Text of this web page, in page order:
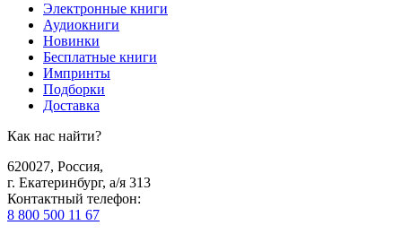
Электронные книги
Аудиокниги
Новинки
Бесплатные книги
Импринты
Подборки
Доставка
Как нас найти?
620027, Россия,
г. Екатеринбург, а/я 313
Контактный телефон:
8 800 500 11 67